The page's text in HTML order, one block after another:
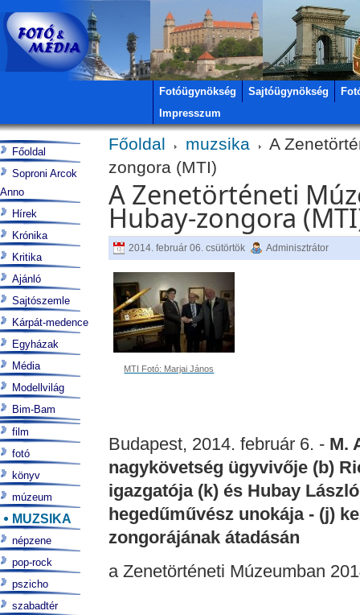
Fotóügynökség Sajtóügynökség
Impresszum
Főoldal muzsika
A
zongora (MTI)
A Zenetörténeti
Hubay-zongora
2014. február 06. csütörtök Adminisztrátor
MTI Fotó: Marjai János
Budapest, 2014. február 6. - M.
nagykövetség ügyvivője (b)
igazgatója (k) és Hubay
hegedűművész unokája - (j)
zongorájának átadásán
a Zenetörténeti Múzeumban
Főoldal
Soproni Arcok
Anno
Hírek
Krónika
Kritika
Ajánló
Sajtószemle
Kárpát-medence
Egyházak
Média
Modellvilág
Bim-Bam
film
fotó
könyv
múzeum
MUZSIKA
népzene
pop-rock
pszicho
szabadtér